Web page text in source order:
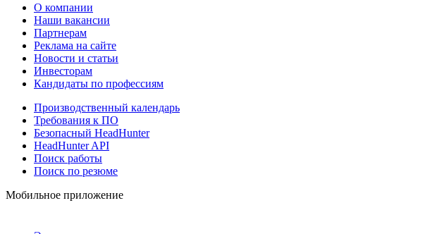
О компании
Наши вакансии
Партнерам
Реклама на сайте
Новости и статьи
Инвесторам
Кандидаты по профессиям
Производственный календарь
Требования к ПО
Безопасный HeadHunter
HeadHunter API
Поиск работы
Поиск по резюме
Мобильное приложение